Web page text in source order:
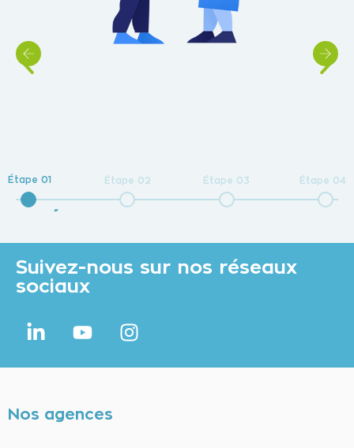
faisons parvenir un devis gratuit détaillé
avec le nombre d’heures mensuelles prévu
et le taux horaire appliqué. S’il est connu,
Suivez-nous sur nos réseaux
sociaux
Nos agences